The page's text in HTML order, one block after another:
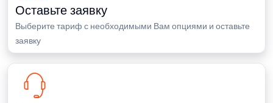
Оставьте заявку
Выберите тариф с необходимыми Вам опциями и оставьте
заявку